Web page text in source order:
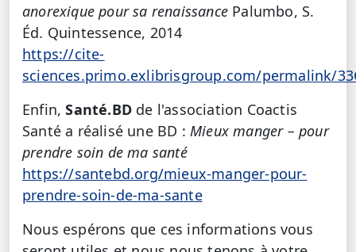
anorexique pour sa renaissance Palumbo, S.
Éd. Quintessence, 2014
https://cite-
sciences.primo.exlibrisgroup.com/permalink/
Enfin, Santé.BD de l'association Coactis
Santé a réalisé une BD : Mieux manger – pour
prendre soin de ma santé
https://santebd.org/mieux-manger-pour-
prendre-soin-de-ma-sante
Nous espérons que ces informations vous